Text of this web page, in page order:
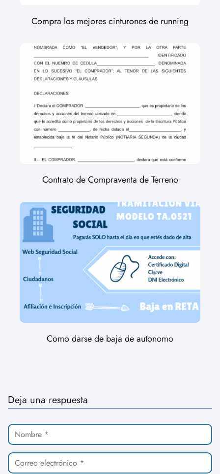
Compra los mejores cinturones de running
Contrato de Compraventa de Terreno
Como darse de baja de autonomo
Deja una respuesta